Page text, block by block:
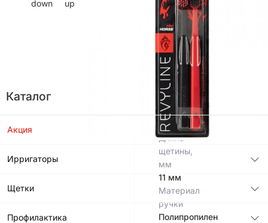
Каталог
Акция
Ирригаторы
Щетки
Профилактика
Характеристики
Диаметр
щетины,
мм
0,1 мм
Длина
ручки,
см
16,5
см
Длина
щетины,
мм
11 мм
Материал
ручки
Полипропилен